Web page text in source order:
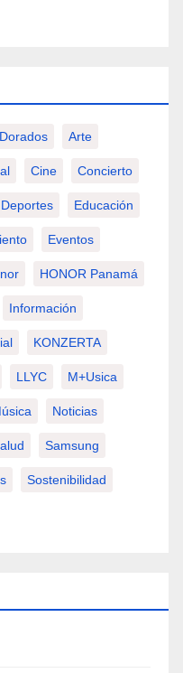
Arte
Cine Concierto
Deportes Educación
Eventos
HONOR Panamá
Información
KONZERTA
LLYC M+usica
Noticias
Samsung
Sostenibilidad